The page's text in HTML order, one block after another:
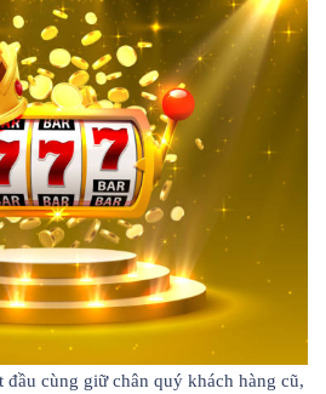
đầu cùng giữ chân quý khách hàng cũ,